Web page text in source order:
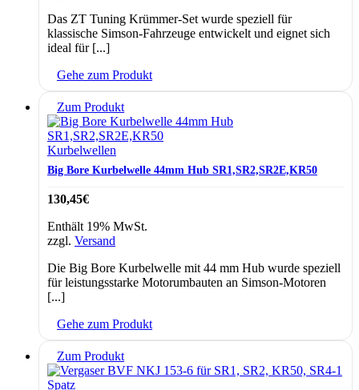
Das ZT Tuning Krümmer-Set wurde speziell für
klassische Simson-Fahrzeuge entwickelt und eignet sich
ideal für [...]
Gehe zum Produkt
Zum Produkt
Kurbelwellen
Big Bore Kurbelwelle 44mm Hub SR1,SR2,SR2E,KR50
130,45€
Enthält 19% MwSt.
zzgl. Versand
Die Big Bore Kurbelwelle mit 44 mm Hub wurde speziell
für leistungsstarke Motorumbauten an Simson-Motoren
[...]
Gehe zum Produkt
Zum Produkt